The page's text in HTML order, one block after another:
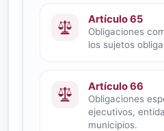
Artículo 65
Obligaciones
los sujetos
Artículo 66
Obligaciones
ejecutivos,
municipios.